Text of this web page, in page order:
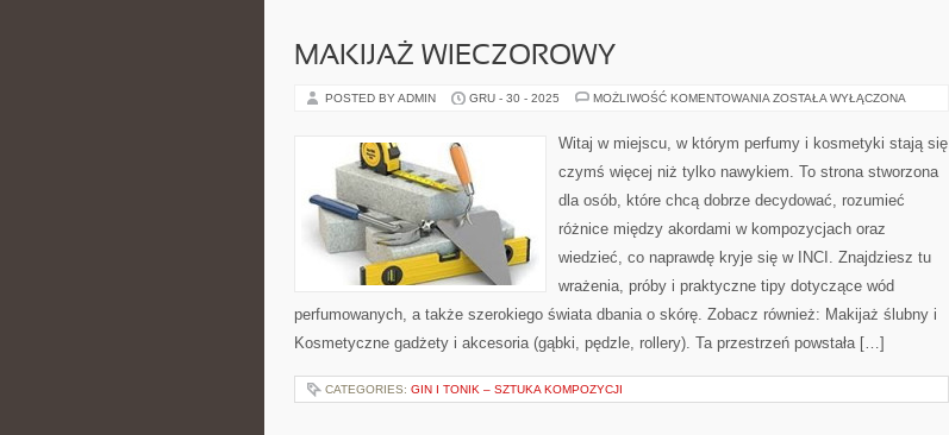
MAKIJAŻ WIECZOROWY
POSTED BY ADMIN GRU - 30 - 2025 MOŻLIWOŚĆ KOMENTOWANIA MAKIJAŻ
ZOSTAŁA WYŁĄCZONA
Witaj w miejscu, w którym perfumy i kosmetyki stają się
czymś więcej niż tylko nawykiem. To strona stworzona
dla osób, które chcą dobrze decydować, rozumieć
różnice między akordami w kompozycjach oraz
wiedzieć, co naprawdę kryje się w INCI. Znajdziesz tu
wrażenia, próby i praktyczne tipy dotyczące wód
perfumowanych, a także szerokiego świata dbania o skórę. Zobacz również: Makijaż ślubny i
Kosmetyczne gadżety i akcesoria (gąbki, pędzle, rollery). Ta przestrzeń powstała […]
CATEGORIES: GIN I TONIK – SZTUKA KOMPOZYCJI